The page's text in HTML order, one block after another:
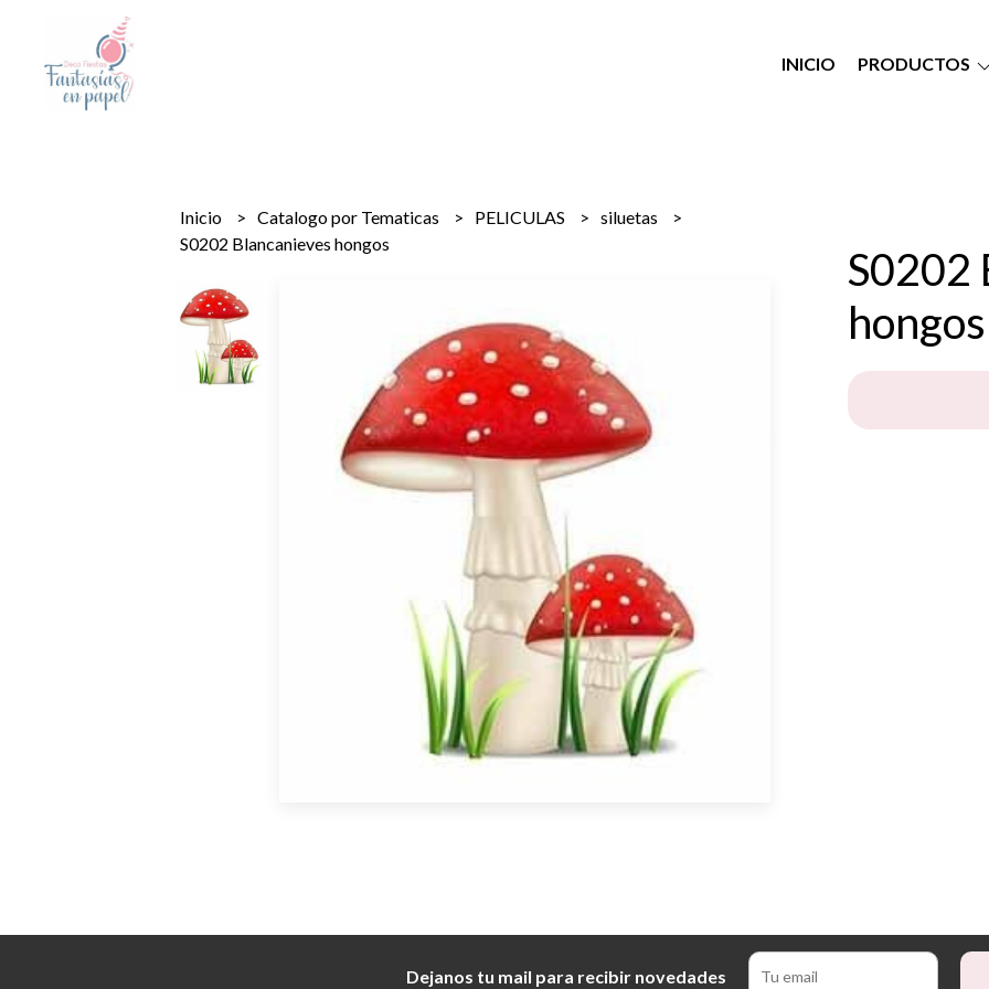
INICIO PRODUCTOS
Inicio Catalogo por Tematicas PELICULAS
siluetas
S0202 Blancanieves hongos
S0202
hongos
Dejanos tu mail para recibir novedades